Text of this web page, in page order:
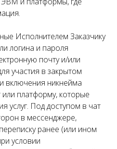
Исполнителем Заказчику
логина и пароля
почту и/или
участия в закрытом
включения никнейма
или платформу, которые
услуг. Под доступом в чат
в мессенджере,
ранее (или ином
условии